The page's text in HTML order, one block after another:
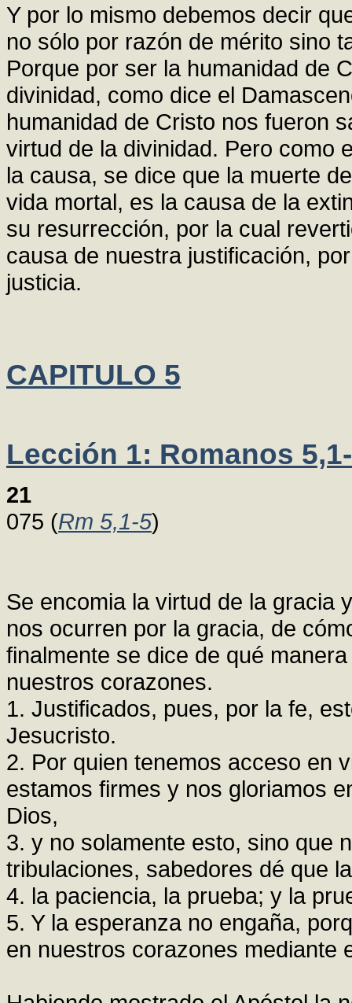
Y por lo mismo debemos decir
no sólo por razón de mérito sino
Porque por ser la humanidad de
divinidad, como dice el
humanidad de Cristo nos fueron
virtud de la divinidad. Pero como
la causa, se dice que la muerte
vida mortal, es la causa de la
su resurrección, por la cual
causa de nuestra justificación,
justicia.
CAPITULO 5
Lección 1: Romanos
21
075 (Rm 5,1-5)
Se encomia la virtud de la gracia
nos ocurren por la gracia, de
finalmente se dice de qué
nuestros corazones.
1. Justificados, pues, por la fe,
Jesucristo.
2. Por quien tenemos acceso en
estamos firmes y nos gloriamos
Dios,
3. y no solamente esto, sino que
tribulaciones, sabedores dé que
4. la paciencia, la prueba; y la
5. Y la esperanza no engaña,
en nuestros corazones mediante